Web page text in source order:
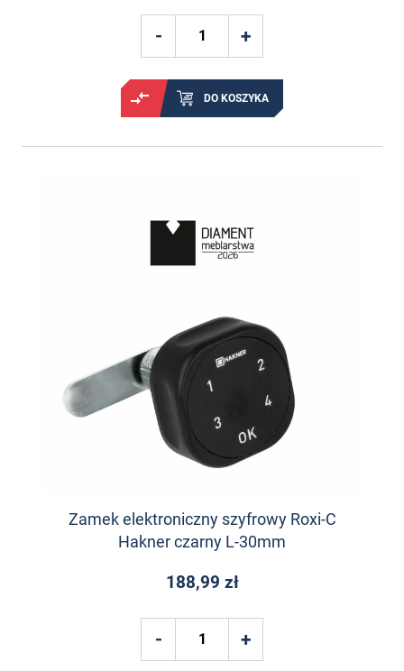
DO KOSZYKA
Zamek elektroniczny szyfrowy Roxi-C
Hakner czarny L-30mm
188,99 zł